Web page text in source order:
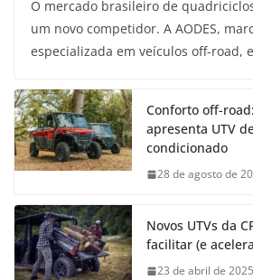
O mercado brasileiro de
um novo competidor. A AODES,
especializada em veículos off-road,
Conforto off-
apresenta UTV
condicionado
28 de agosto de
Novos UTVs da
facilitar (e
23 de abril de 2025